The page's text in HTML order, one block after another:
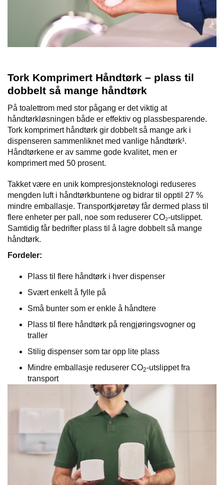
Tork Komprimert Håndtørk – plass til
dobbelt så mange håndtørk
På toalettrom med stor pågang er det viktig at
håndtørkløsningen både er effektiv og plassbesparende.
Tork komprimert håndtørk gir dobbelt så mange ark i
dispenseren sammenliknet med vanlige håndtørk¹.
Håndtørkene er av samme gode kvalitet, men er
komprimert med 50 prosent.
Takket være en unik kompresjonsteknologi reduseres
mengden luft i håndtørkbuntene og bidrar til opptil 27 %
mindre emballasje. Transportkjøretøy får dermed plass til
flere enheter per pall, noe som reduserer CO₂-utslippet.
Samtidig får bedrifter plass til å lagre dobbelt så mange
håndtørk.
Fordeler:
Plass til flere håndtørk i hver dispenser
Svært enkelt å fylle på
Små bunter som er enkle å håndtere
Plass til flere håndtørk på rengjøringsvogner og
traller
Stilig dispenser som tar opp lite plass
Mindre emballasje reduserer CO2-utslippet fra
transport